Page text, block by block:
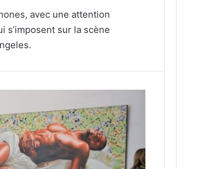
avec une attention
sur la scène